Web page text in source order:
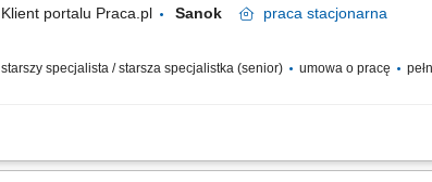
Klient portalu Praca.pl Sanok praca stacjonarna
starszy specjalista / starsza specjalistka (senior) umowa o pracę
Dbanie o płynność prac budowlanych poprzez sprawną organizację